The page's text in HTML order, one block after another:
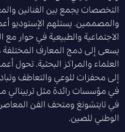
التخصصات يجمع بين الفنانين
والمصممين. يستلهم الإستوديو
الاجتماعية والطبيعية في حوار
يسعى إلى دمج المعارف المختلفة
العلماء والمراكز البحثية. تحول
إلى محفزات للوعي والتعاطف
في مؤسسات رائدة مثل تريينالي
في تايتشونغ ومتحف الفن
الوطني للصين.